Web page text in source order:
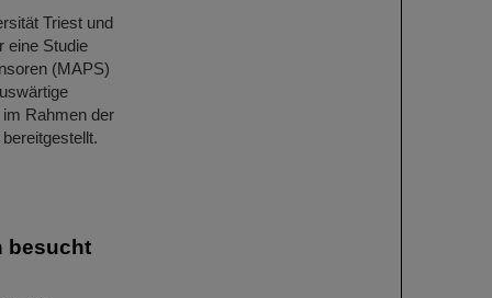
Triest und
eine Studie
(MAPS)
Rahmen der
besucht